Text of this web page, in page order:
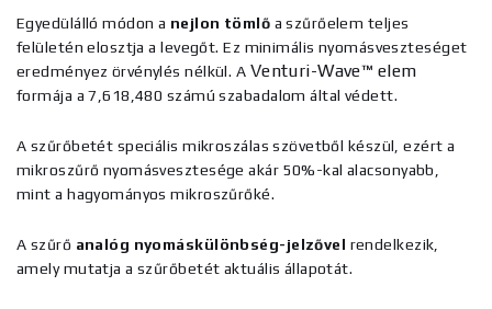
Egyedülálló módon a nejlon tömlő a szűrőelem teljes
felületén elosztja a levegőt. Ez minimális nyomásveszteséget
eredményez örvénylés nélkül. A Venturi-Wave™ elem
formája a 7,618,480 számú szabadalom által védett.
A szűrőbetét speciális mikroszálas szövetből készül, ezért a
mikroszűrő nyomásvesztesége akár 50%-kal alacsonyabb,
mint a hagyományos mikroszűrőké.
A szűrő analóg nyomáskülönbség-jelzővel rendelkezik,
amely mutatja a szűrőbetét aktuális állapotát.